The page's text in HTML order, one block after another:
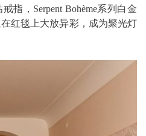
指，Serpent Bohème系列白金
红毯上大放异彩，成为聚光灯